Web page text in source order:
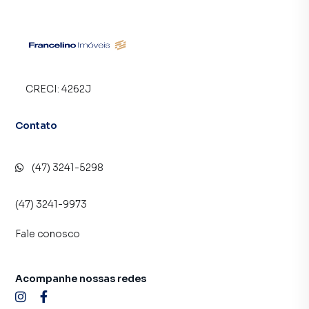
CRECI: 4262J
Contato
(47) 3241-5298
(47) 3241-9973
Fale conosco
Acompanhe nossas redes